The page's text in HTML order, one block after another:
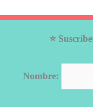
⭐
Nombre: